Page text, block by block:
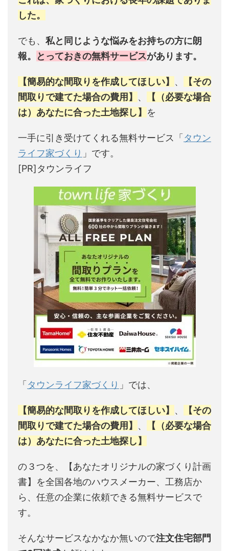
した。
でも、 私と同じような悩みをお持ちの方に朗
報。
とっておきの無料サービスがあります。
【簡易的な間取りを作成してほしい】 、
【その
間取りで建てた場合の費用】 、
【（必要な場合
は）あなたに合った土地探し】 を
一手に引き受けてくれる無料サービス「 タウン
ライフ家づくり 」です。
[PR]タウンライフ
「 タウンライフ家づくり 」では、
【簡易的な間取りを作成してほしい】 、
【その
間取りで建てた場合の費用】 、
【（必要な場合
は）あなたに合った土地探し】
の３つを、【あなたオリジナルの家づくり計画
書】を全国各地のハウスメーカー、工務店か
ら、任意の企業に依頼できる無料サービスで
す。
そんなサービスなかなか無いので注文住宅部門